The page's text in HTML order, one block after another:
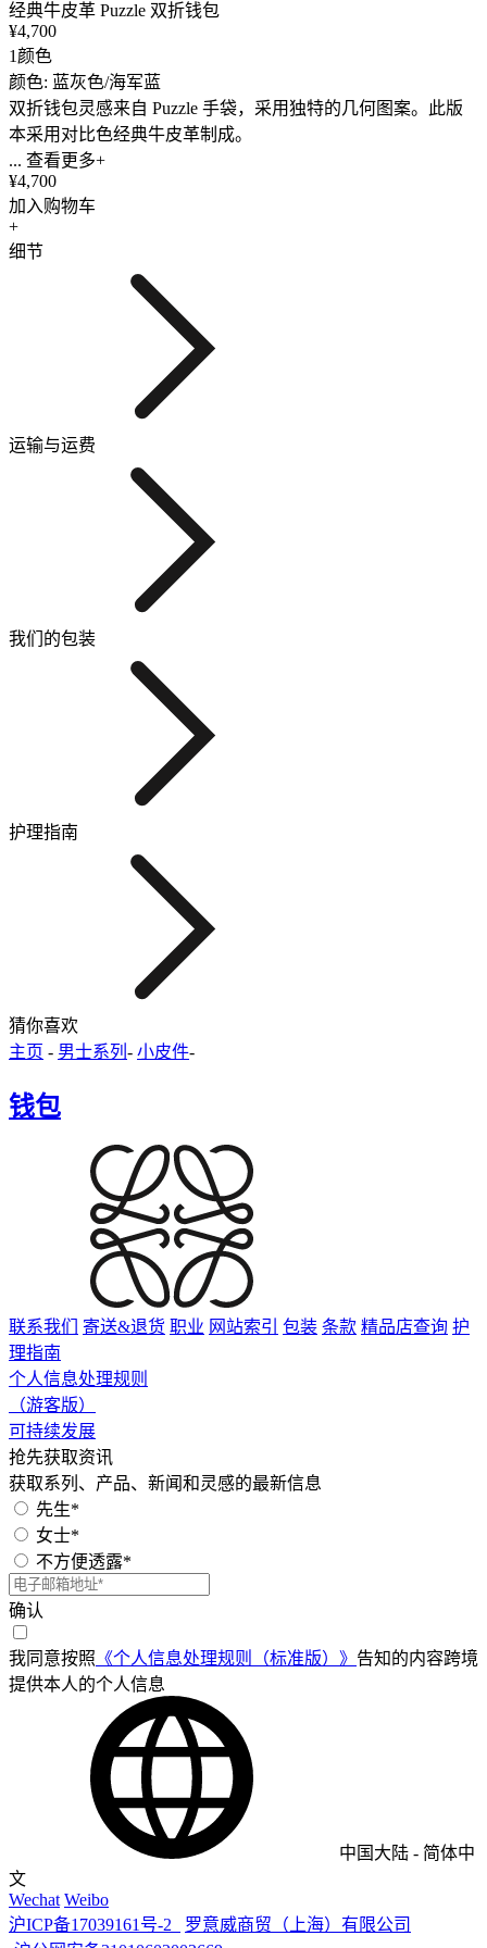
经典牛皮革 Puzzle 双折钱包
¥4,700
1颜色
颜色: 蓝灰色/海军蓝
双折钱包灵感来自 Puzzle 手袋，采用独特的几何图案。此版
本采用对比色经典牛皮革制成。
... 查看更多+
¥4,700
加入购物车
+
细节
运输与运费
我们的包装
护理指南
猜你喜欢
主页 - 男士系列 - 小皮件-
钱包
联系我们 寄送&退货 职业 网站索引 包装 条款 精品店查询 护
理指南
个人信息处理规则
（游客版）
可持续发展
抢先获取资讯
获取系列、产品、新闻和灵感的最新信息
先生*
女士*
不方便透露*
确认
我同意按照 《个人信息处理规则（标准版）》 告知的内容跨境
提供本人的个人信息
中国大陆 - 简体中
文
Wechat Weibo
沪ICP备17039161号-2
罗意威商贸（上海）有限公司